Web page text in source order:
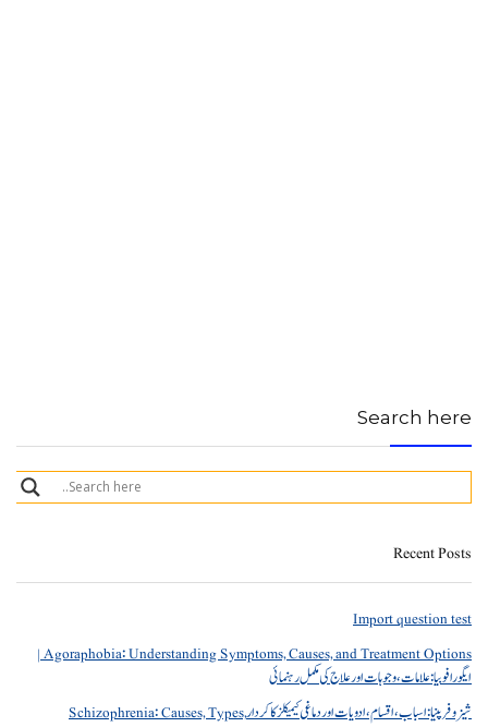
Search here
Recent Posts
Import question test
Agoraphobia: Understanding Symptoms, Causes, and Treatment Options |
ایگورافوبیا: علامات، وجوہات اور علاج کی مکمل رہنمائی
شیزوفرینیا: اسباب، اقسام، ادویات اور دماغی کیمیکلز کا کردار Schizophrenia: Causes, Types,